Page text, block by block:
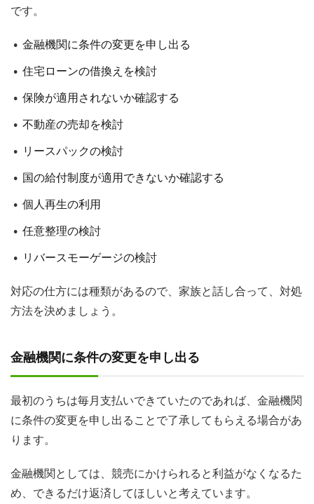
です。
金融機関に条件の変更を申し出る
住宅ローンの借換えを検討
保険が適用されないか確認する
不動産の売却を検討
リースパックの検討
国の給付制度が適用できないか確認する
個人再生の利用
任意整理の検討
リバースモーゲージの検討
対応の仕方には種類があるので、家族と話し合って、対処
方法を決めましょう。
金融機関に条件の変更を申し出る
最初のうちは毎月支払いできていたのであれば、金融機関
に条件の変更を申し出ることで了承してもらえる場合があ
ります。
金融機関としては、競売にかけられると利益がなくなるた
め、できるだけ返済してほしいと考えています。